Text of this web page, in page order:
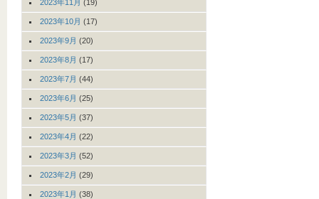
2023年11月 (19)
2023年10月 (17)
2023年9月 (20)
2023年8月 (17)
2023年7月 (44)
2023年6月 (25)
2023年5月 (37)
2023年4月 (22)
2023年3月 (52)
2023年2月 (29)
2023年1月 (38)